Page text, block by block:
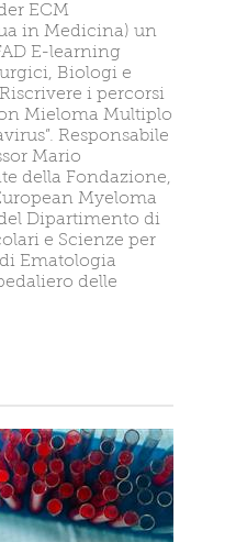
ECM
in Medicina) un
E-learning
Biologi e
i percorsi
Mieloma Multiplo
Responsabile
Mario
della Fondazione,
Myeloma
Dipartimento di
e Scienze per
Ematologia
delle